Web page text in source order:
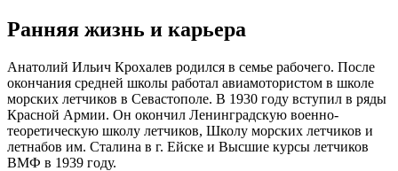
Ранняя жизнь и карьера
Анатолий Ильич Крохалев родился в семье рабочего. После
окончания средней школы работал авиамотористом в школе
морских летчиков в Севастополе. В 1930 году вступил в ряды
Красной Армии. Он окончил Ленинградскую военно-
теоретическую школу летчиков, Школу морских летчиков и
летнабов им. Сталина в г. Ейске и Высшие курсы летчиков
ВМФ в 1939 году.